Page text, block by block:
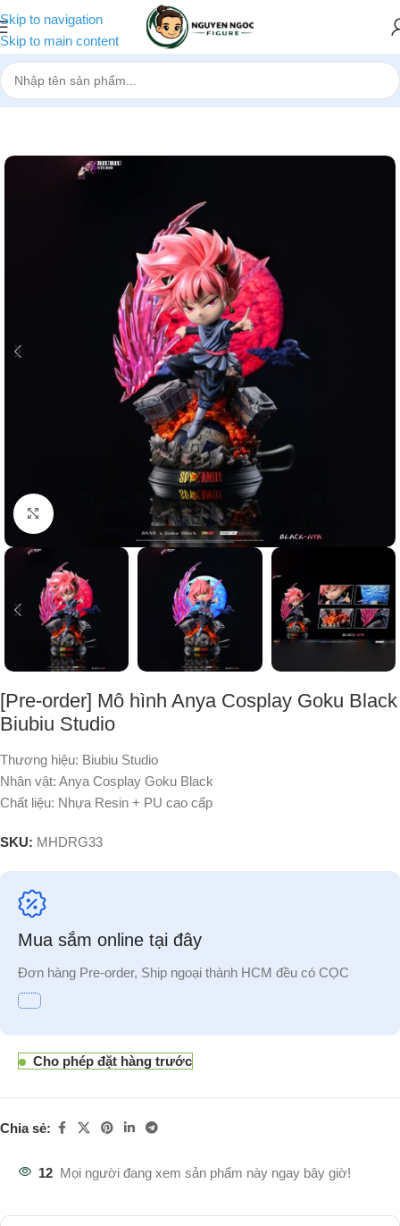
Skip to navigation
Skip to main content
Trang chủ»Cửa hàng»[Pre-order] Mô hình Anya Cosplay Goku
Nhấp để phóng to
[Pre-order] Mô hình Anya Cosplay Goku Black
Biubiu Studio
Thương hiệu: Biubiu Studio
Nhân vật: Anya Cosplay Goku Black
Chất liệu: Nhựa Resin + PU cao cấp
SKU: MHDRG33
Mua sắm online tại đây
Đơn hàng Pre-order, Ship ngoại thành HCM đều có CỌC
Cho phép đặt hàng trước
Chia sẻ:
12 Mọi người đang xem sản phẩm này ngay bây giờ!